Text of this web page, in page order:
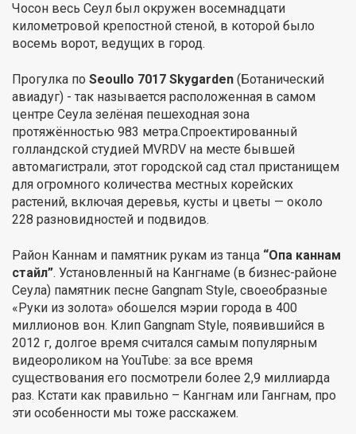
Чосон весь Сеул был окружен восемнадцати
километровой крепостной стеной, в которой было
восемь ворот, ведущих в город.
Прогулка по Seoullo 7017 Skygarden (Ботанический
авиадуг) - так называется расположенная в самом
центре Сеула зелёная пешеходная зона
протяжённостью 983 метра.Спроектированный
голландской студией MVRDV на месте бывшей
автомагистрали, этот городской сад стал пристанищем
для огромного количества местных корейских
растений, включая деревья, кусты и цветы — около
228 разновидностей и подвидов.
Район Каннам и памятник рукам из танца “Опа каннам
стайл”. Установленный на Кангнаме (в бизнес-районе
Сеула) памятник песне Gangnam Style, своеобразные
«Руки из золота» обошелся мэрии города в 400
миллионов вон. Клип Gangnam Style, появившийся в
2012 г, долгое время считался самым популярным
видеороликом на YouTube: за все время
существования его посмотрели более 2,9 миллиарда
раз. Кстати как правильно – Кангнам или Гангнам, про
эти особенности мы тоже расскажем.